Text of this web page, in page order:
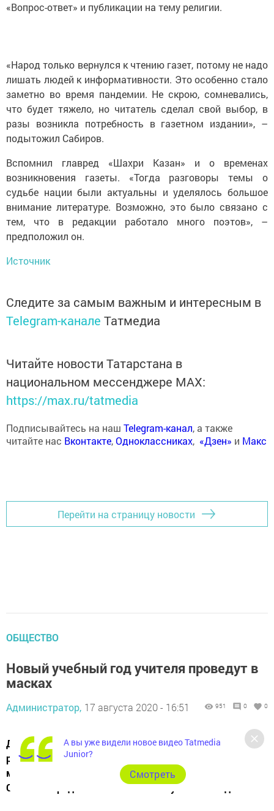
«Вопрос-ответ» и публикации на тему религии.
«Народ только вернулся к чтению газет, потому не надо
лишать людей к информативности. Это особенно стало
заметно во время пандемии. Не скрою, сомневались,
что будет тяжело, но читатель сделал свой выбор, в
разы возникла потребность в газетном издании», –
подытожил Сабиров.
Вспомнил главред «Шахри Казан» и о временах
возникновения газеты. «Тогда разговоры темы о
судьбе нации были актуальны и уделялось большое
внимание литературе. Возможно, это было связано с
тем, что в редакции работало много поэтов», –
предположил он.
Источник
Следите за самым важным и интересным в
Telegram-канале Татмедиа
Читайте новости Татарстана в
национальном мессенджере MАХ:
https://max.ru/tatmedia
Подписывайтесь на наш Telegram-канал, а также
читайте нас Вконтакте,Одноклассниках, «Дзен» и Макс
Перейти на страницу новости
ОБЩЕСТВО
Новый учебный год учителя проведут в
масках
Администратор, 17 августа 2020 - 16:51 951 0 0
Для профилактики распространения коронавируса
российские учителя должны будут вести уроки в
масках. Как сообщили в Минпросвещения РФ, носить
СИЗы им придется в течение всего учебного года.
А вы уже видели новое видео Tatmedia
Junior?
Cмотреть